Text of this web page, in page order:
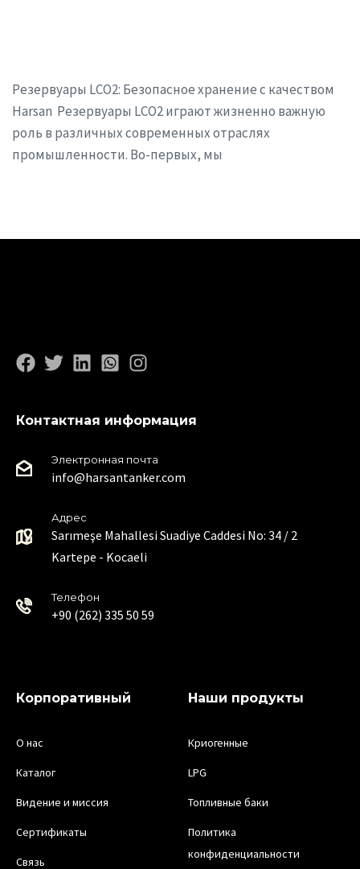
Резервуары LCO2: Безопасное хранение с качеством
Harsan Резервуары LCO2 играют жизненно важную
роль в различных современных отраслях
промышленности. Во-первых, мы
Контактная информация
Электронная почта
info@harsantanker.com
Адрес
Sarımeşe Mahallesi Suadiye Caddesi No: 34 / 2
Kartepe - Kocaeli
Телефон
+90 (262) 335 50 59
Корпоративный
О нас
Каталог
Видение и миссия
Сертификаты
Связь
Наши продукты
Криогенные
LPG
Топливные баки
Политика
конфиденциальности